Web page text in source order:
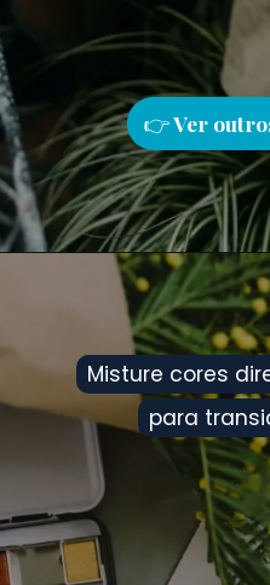
👉Ver
Misture cores
para
Misture cores
para